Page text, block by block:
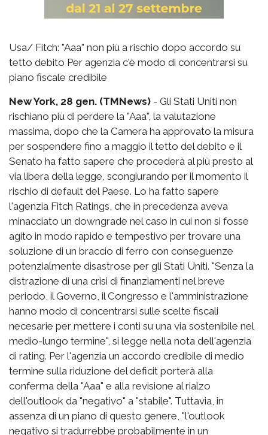
Usa/ Fitch: "Aaa" non più a rischio dopo accordo su
tetto debito Per agenzia c'è modo di concentrarsi su
piano fiscale credibile
New York, 28 gen. (TMNews) - Gli Stati Uniti non
rischiano più di perdere la "Aaa", la valutazione
massima, dopo che la Camera ha approvato la misura
per sospendere fino a maggio il tetto del debito e il
Senato ha fatto sapere che procederà al più presto al
via libera della legge, scongiurando per il momento il
rischio di default del Paese. Lo ha fatto sapere
l'agenzia Fitch Ratings, che in precedenza aveva
minacciato un downgrade nel caso in cui non si fosse
agito in modo rapido e tempestivo per trovare una
soluzione di un braccio di ferro con conseguenze
potenzialmente disastrose per gli Stati Uniti. "Senza la
distrazione di una crisi di finanziamenti nel breve
periodo, il Governo, il Congresso e l'amministrazione
hanno modo di concentrarsi sulle scelte fiscali
necesarie per mettere i conti su una via sostenibile nel
medio-lungo termine", si legge nella nota dell'agenzia
di rating. Per l'agenzia un accordo credibile di medio
termine sulla riduzione del deficit porterà alla
conferma della "Aaa" e alla revisione al rialzo
dell'outlook da "negativo" a "stabile". Tuttavia, in
assenza di un piano di questo genere, "l'outlook
negativo si tradurrebbe probabilmente in un